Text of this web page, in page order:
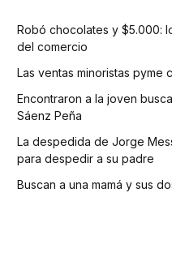
Robó chocolates y $5.000:
del comercio
Las ventas minoristas pyme
Encontraron a la joven
Sáenz Peña
La despedida de Jorge
para despedir a su padre
Buscan a una mamá y sus